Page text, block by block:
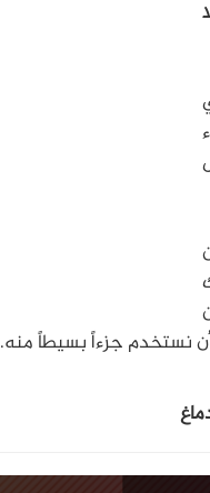
من
أن نستخدم جزءاً بسيطاً منه.